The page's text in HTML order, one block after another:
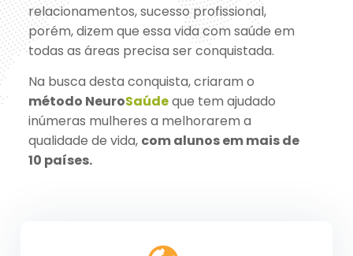
relacionamentos, sucesso profissional,
porém, dizem que essa vida com saúde em
todas as áreas precisa ser conquistada.
Na busca desta conquista, criaram o
método NeuroSaúdeque tem ajudado
inúmeras mulheres a melhorarem a
qualidade de vida, com alunos em mais de
10 países.